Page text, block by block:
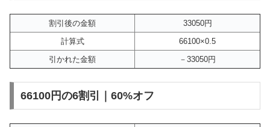
割引後の金額
33050円
計算式
66100×0.5
引かれた金額
－33050円
66100円の6割引｜60%オフ